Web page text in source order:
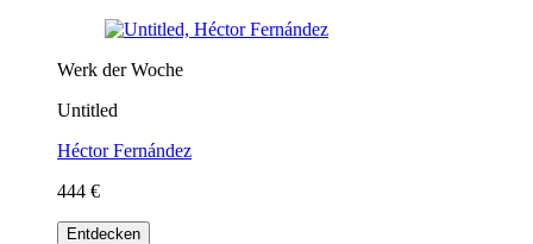
Werk der Woche
Untitled
Héctor Fernández
444 €
Entdecken